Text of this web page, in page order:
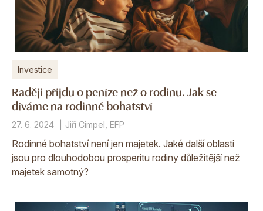
Investice
Raději přijdu o peníze než o rodinu. Jak se
díváme na rodinné bohatství
27. 6. 2024 Jiří Cimpel, EFP
Rodinné bohatství není jen majetek. Jaké další oblasti
jsou pro dlouhodobou prosperitu rodiny důležitější než
majetek samotný?